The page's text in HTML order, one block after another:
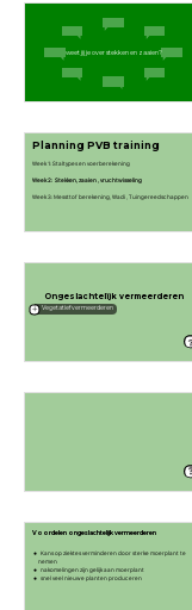
weet jij je over stekken en zaaien?
Planning PVB training
Week 1: Staltypes en voerberekening
Week 2: Stekken, zaaien , vruchtwisseling
Week 3: Messttof berekening​​, Wadi ​​, Tuingereedschappen​
Ongeslachtelijk vermeerderen
Vegetatief vermeerderen
Voordelen ongeslachtelijk vermeerderen
Kans op ziektes verminderen door sterke moerplant te
nemen
nakomelingen zijn gelijk aan moerplant
snel veel nieuwe planten produceren